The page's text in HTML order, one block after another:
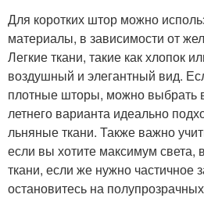
Для коротких штор можно
материалы, в зависимости от
Легкие ткани, такие как хлопок
воздушный и элегантный вид.
плотные шторы, можно выбрать
летнего варианта идеально
льняные ткани. Также важно
если вы хотите максимум
ткани, если же нужно частичное
остановитесь на